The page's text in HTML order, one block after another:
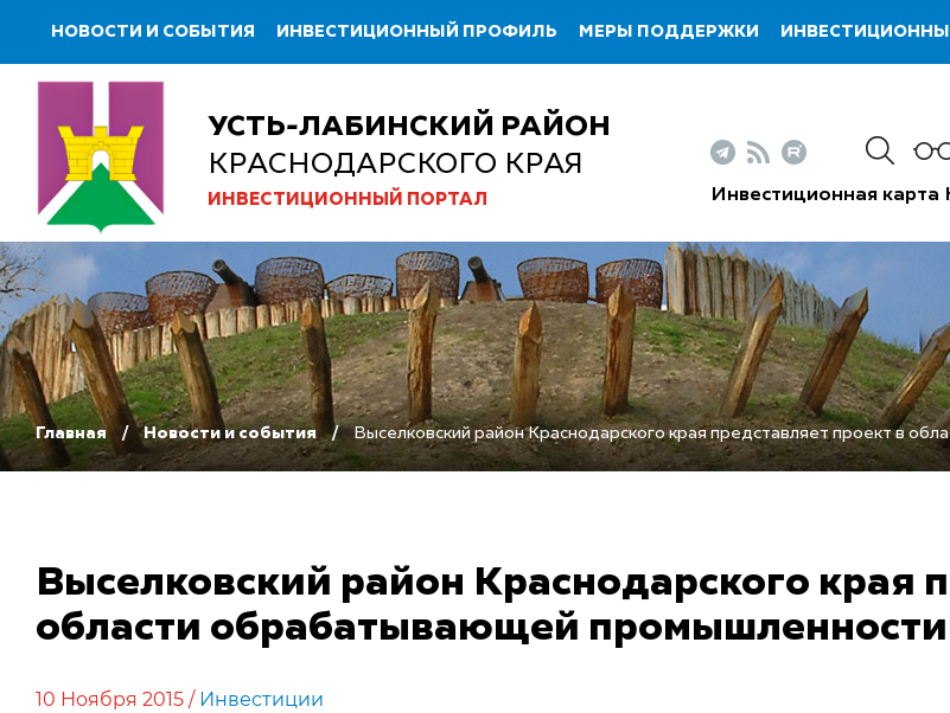
НОВОСТИ И СОБЫТИЯ ИНВЕСТИЦИОННЫЙ ПРОФИЛЬ МЕРЫ ПОДДЕРЖКИ
УСТЬ-ЛАБИНСКИЙ РАЙОН
КРАСНОДАРСКОГО КРАЯ
ИНВЕСТИЦИОННЫЙ ПОРТАЛ Инвестиционная карта
Главная Новости и события Выселковский район Краснодарского края представляет проект в
Выселковский район Краснодарского края
области обрабатывающей промышленности
10 Ноября 2015 / Инвестиции